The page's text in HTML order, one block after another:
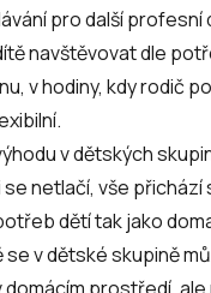
pro další profesní
navštěvovat dle
v hodiny, kdy rodič
v dětských
se netlačí, vše
dětí tak jako
se v dětské skupině